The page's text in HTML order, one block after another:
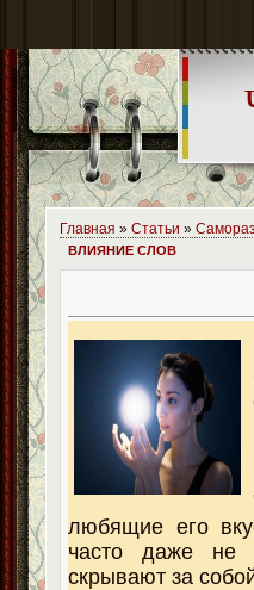
Главная » Статьи »
ВЛИЯНИЕ СЛОВ
любящие его
часто даже не
скрывают за